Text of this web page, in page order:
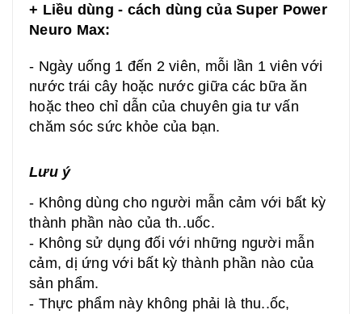
+ Liều dùng - cách dùng của Super Power
Neuro Max:
- Ngày uống 1 đến 2 viên, mỗi lần 1 viên với
nước trái cây hoặc nước giữa các bữa ăn
hoặc theo chỉ dẫn của chuyên gia tư vấn
chăm sóc sức khỏe của bạn.
Lưu ý
- Không dùng cho người mẫn cảm với bất kỳ
thành phần nào của th..uốc.
- Không sử dụng đối với những người mẫn
cảm, dị ứng với bất kỳ thành phần nào của
sản phẩm.
- Thực phẩm này không phải là thu..ốc,